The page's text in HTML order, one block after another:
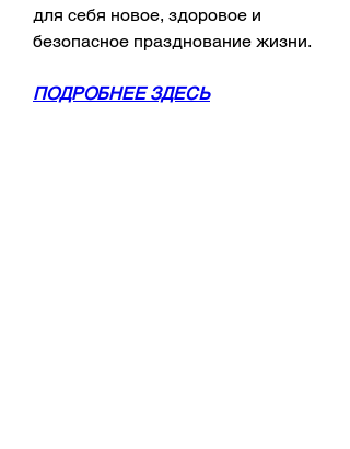
для себя новое, здоровое и
безопасное празднование жизни.
ПОДРОБНЕЕ ЗДЕСЬ